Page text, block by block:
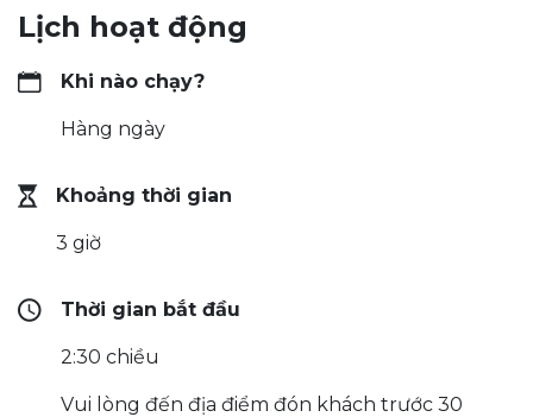
Lịch hoạt động
Khi nào chạy?
Hàng ngày
Khoảng thời gian
3 giờ
Thời gian bắt đầu
2:30 chiều
Vui lòng đến địa điểm đón khách trước 30